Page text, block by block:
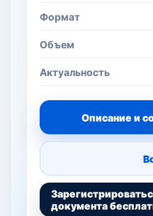
Формат
Объем
Актуальность
Описание и
документа